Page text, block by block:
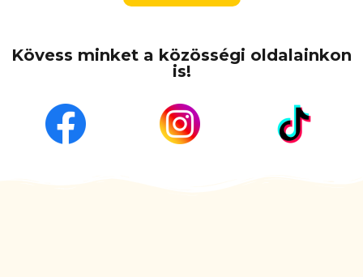
Kövess minket a közösségi oldalainkon
is!